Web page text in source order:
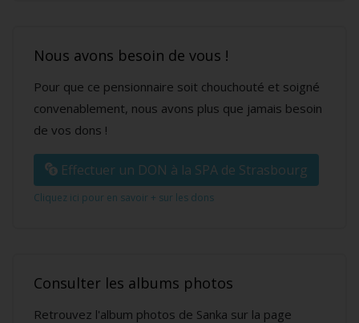
Nous avons besoin de vous !
Pour que ce pensionnaire soit chouchouté et soigné
convenablement, nous avons plus que jamais besoin
de vos dons !
Effectuer un DON à la SPA de Strasbourg
Cliquez ici pour en savoir + sur les dons
Consulter les albums photos
Retrouvez l'album photos de Sanka sur la page